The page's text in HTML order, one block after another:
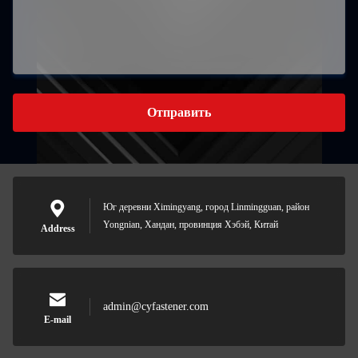
Отправить
Address
Юг деревни Ximingyang, город Linmingguan, район
Yongnian, Хандан, провинция Хэбэй, Китай
E-mail
admin@cyfastener.com